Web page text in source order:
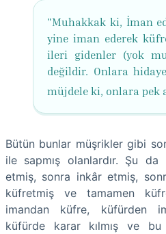
"Muhakkak ki, İman
yine iman ederek
ileri gidenler (yok
değildir. Onlara
müjdele ki, onlara pek
Bütün bunlar müşrikler gibi
ile sapmış olanlardır. Şu
etmiş, sonra inkâr etmiş,
küfretmiş ve tamamen
imandan küfre, küfürden
küfürde karar kılmış ve